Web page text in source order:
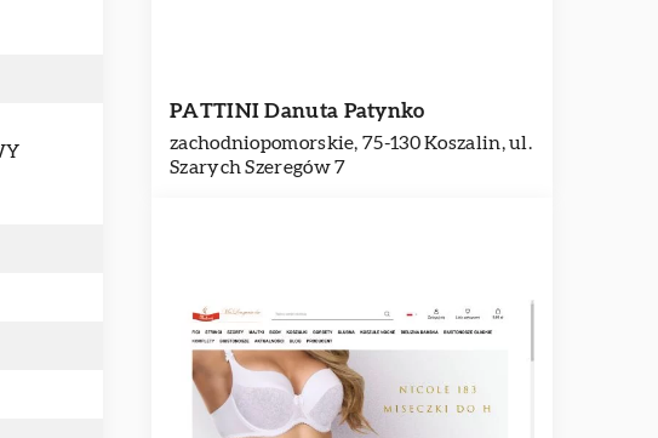
PATTINI Danuta Patynko
zachodniopomorskie, 75-130 Koszalin, ul.
Szarych Szeregów 7